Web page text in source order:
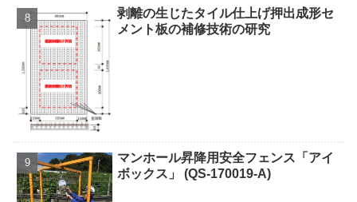
剥離の生じたタイル仕上げ押出成形セ
メント板の補修技術の研究
マンホール昇降用安全フェンス「アイ
ボックス」 (QS-170019-A)